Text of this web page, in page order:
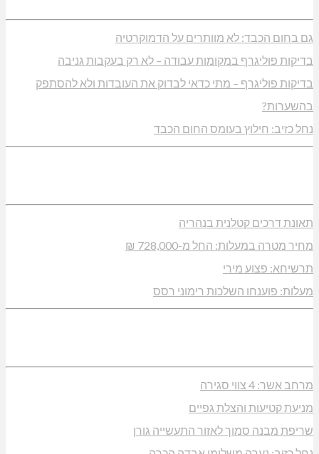
גם בחום הכבד: לא מוותרים על הדמוקרטיה
בדיקות פוליגרף במקומות עבודה – לא רק בעקבות גניבה
בדיקות פוליגרף – מתי כדאי לבדוק את העובדות ולא להסתפק
בהשערות?
נחל כזיב: חילוץ בעומס החום הכבד
תאונת דרכים קטלנית בנהריה
מחיר מטרה במעלות: החל מ-728,000 ₪
תרשיחא: פצוע מירי
מעלות: פוענחו השלכות רימוני רסס
מרחב אשר: 4 צווי סגירה
מניעת קטיעות והצלת גפיים
שריפת מבנה סמוך לאזור התעשייה גורן